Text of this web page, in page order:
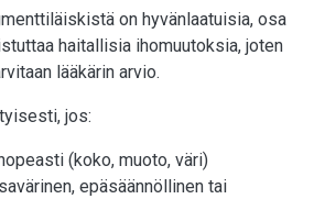
on hyvänlaatuisia, osa
haitallisia ihomuutoksia, joten
lääkärin arvio.
jos:
(koko, muoto, väri)
epäsäännöllinen tai